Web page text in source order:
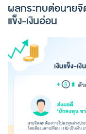
ผลกระทบต่อนายจิ
แข็ง-เงินอ่อน